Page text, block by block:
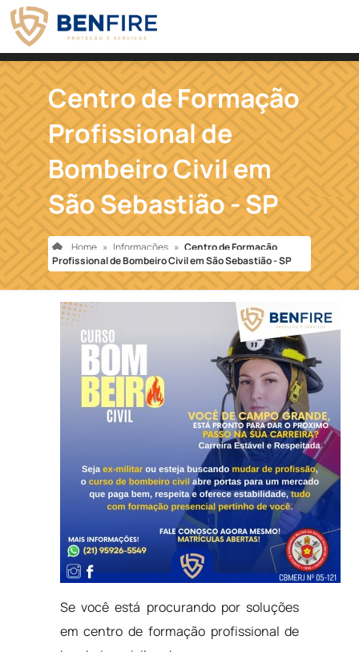
Centro de Formação
Profissional de
Bombeiro Civil em
São Sebastião - SP
Home » Informações » Centro de Formação
Profissional de Bombeiro Civil em São Sebastião - SP
Se você está procurando por soluções
em centro de formação profissional de